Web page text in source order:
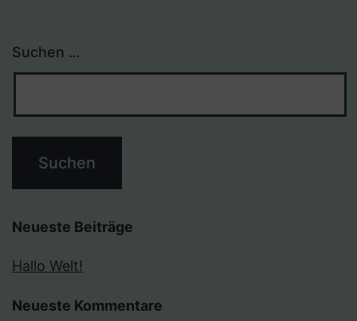
Suchen …
Neueste Beiträge
Hallo Welt!
Neueste Kommentare